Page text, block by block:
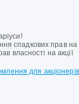
спадкових прав на
власності на акції
для